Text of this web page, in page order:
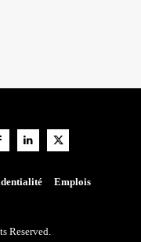
Emplois
Reserved.